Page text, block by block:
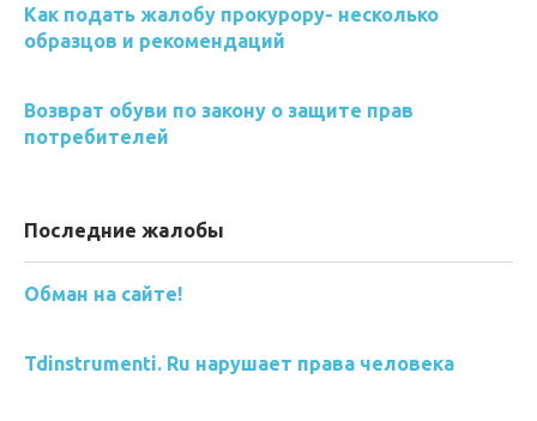
Как подать жалобу прокурору- несколько
образцов и рекомендаций
Возврат обуви по закону о защите прав
потребителей
Последние жалобы
Обман на сайте!
Tdinstrumenti. Ru нарушает права человека